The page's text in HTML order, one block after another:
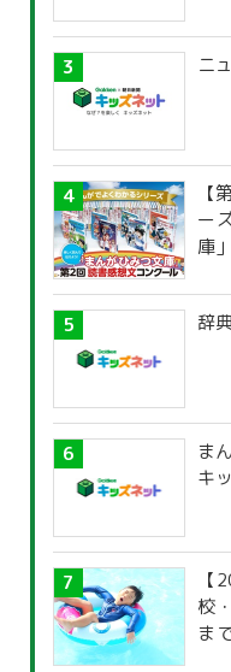
ニ
【
ー
庫
辞
ま
キ
校
ま